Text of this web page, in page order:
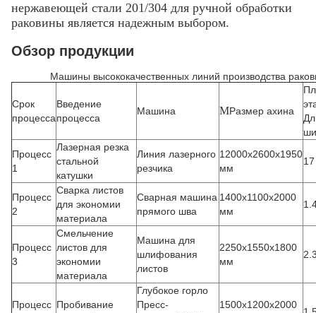
нержавеющей стали 201/304 для ручной обработки
раковины является надежным выбором.
Обзор продукции
Машины высококачественных линий производства
Срок
процесса
Введение
процесса
Машина МРазмер ахина
Процесс
1
Лазерная резка
стальной
катушки
Линия лазерного
резчика
12000х2600х1950
мм
Процесс
2
Сварка листов
для экономии
материала
Сварная машина
прямого шва
1400x1100x2000
мм
Процесс
3
Смельчение
листов для
экономии
материала
Машина для
шлифования
листов
2250x1550x1800
мм
Процесс Пробивание
Глубокое горло
Пресс-
1500x1200x2000